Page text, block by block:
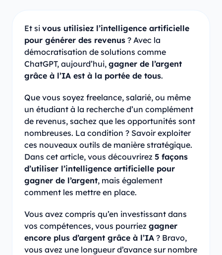
Et si vous utilisiez l’intelligence artificielle
pour générer des revenus ? Avec la
démocratisation de solutions comme
ChatGPT, aujourd’hui, gagner de l’argent
grâce à l’IA est à la portée de tous.
Que vous soyez freelance, salarié, ou même
un étudiant à la recherche d’un complément
de revenus, sachez que les opportunités sont
nombreuses. La condition ? Savoir exploiter
ces nouveaux outils de manière stratégique.
Dans cet article, vous découvrirez 5 façons
d’utiliser l’intelligence artificielle pour
gagner de l’argent, mais également
comment les mettre en place.
Vous avez compris qu’en investissant dans
vos compétences, vous pourriez gagner
encore plus d’argent grâce à l’IA ? Bravo,
vous avez une longueur d’avance sur nombre